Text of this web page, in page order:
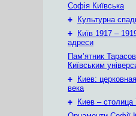
Софія Київська
+
Культурна
+
Київ 1917 –
адреси
Пам’ятник
Київським
+
Киев:
века
+
Киев –